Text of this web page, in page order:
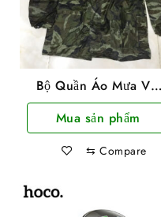
Bộ Quần Áo Mưa Vải
Dù Rằn Ri Siêu Bền
Mua sản phẩm
⇆ Compare